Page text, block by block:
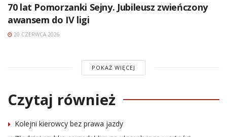
70 lat Pomorzanki Sejny. Jubileusz zwieńczony
awansem do IV ligi
20 CZERWCA 2026
POKAŻ WIĘCEJ
Czytaj również
Kolejni kierowcy bez prawa jazdy